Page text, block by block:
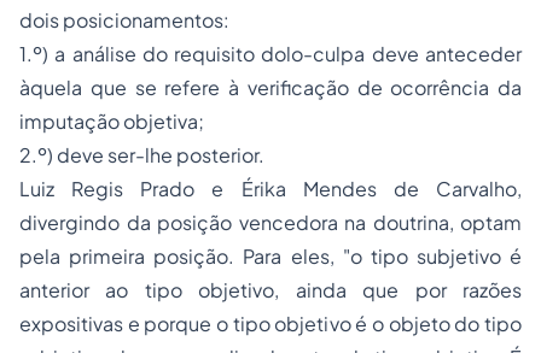
dois posicionamentos:
1.º) a análise do requisito dolo-culpa deve anteceder
àquela que se refere à verificação de ocorrência da
imputação objetiva;
2.º) deve ser-lhe posterior.
Luiz Regis Prado e Érika Mendes de Carvalho,
divergindo da posição vencedora na doutrina, optam
pela primeira posição. Para eles, "o tipo subjetivo é
anterior ao tipo objetivo, ainda que por razões
expositivas e porque o tipo objetivo é o objeto do tipo